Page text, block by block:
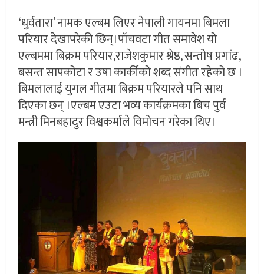
‘धुर्वतारा’ नामक एल्बम लिएर नेपाली गायनमा बिमला
परियार देखापरेकी छिन्।पॉचवटा गीत समावेश यो
एल्बममा बिक्रम परियार,राजेशकुमार श्रेष्ठ, सन्तोष प्रगांढ,
बसन्त सापकोटा र उषा कार्कीको शब्द संगीत रहेको छ ।
बिमलालाई युगल गीतमा बिक्रम परियारले पनि साथ
दिएका छन् ।एल्बम एउटा भव्य कार्यक्रमका बिच पुर्व
मन्त्री मिनबहादुर विश्वकर्माले विमोचन गरेका थिए।